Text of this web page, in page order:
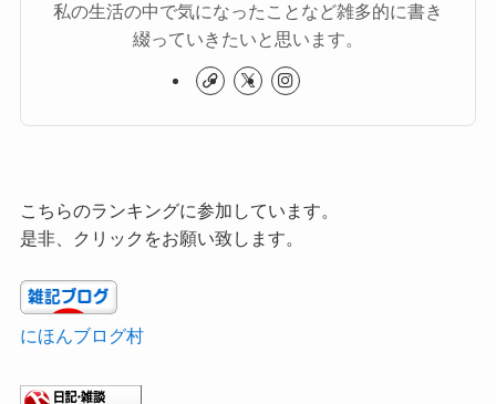
私の生活の中で気になったことなど雑多的に書き
綴っていきたいと思います。
こちらのランキングに参加しています。
是非、クリックをお願い致します。
にほんブログ村